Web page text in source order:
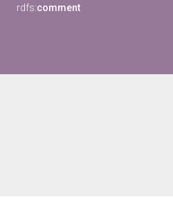
rdfs:comment